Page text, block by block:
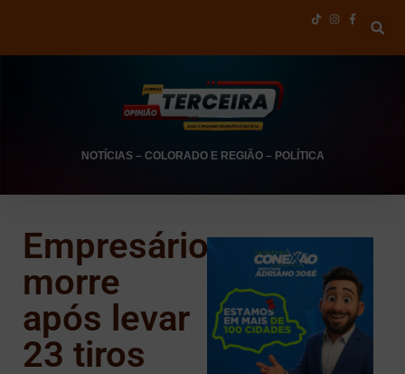
NOTÍCIAS– COLORADO E REGIÃO– POLÍTICA
Empresário
morre
após levar
23 tiros